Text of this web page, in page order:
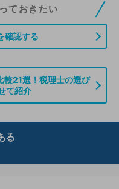
と、貴事務所の情報を編集し
探しの方との接点をご提供す
こちら
ておきたい
確認する
較21選！税理士の選び
て紹介
る